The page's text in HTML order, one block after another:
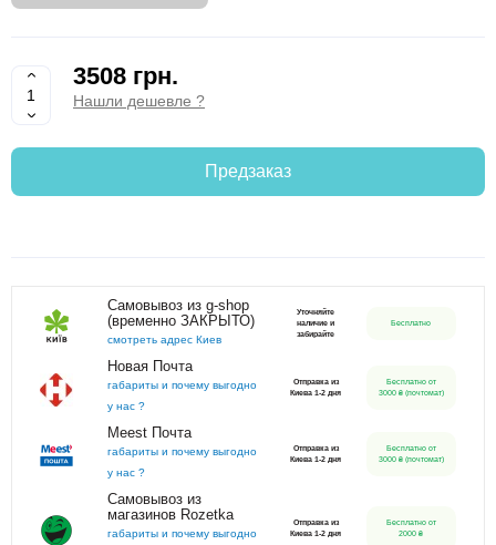
3508 грн.
Нашли дешевле ?
Предзаказ
Самовывоз из g-shop
(временно ЗАКРЫТО)
смотреть адрес Киев
Уточняйте
наличие и
забирайте
Бесплатно
Новая Почта
габариты и почему выгодно
у нас ?
Отправка из
Киева 1-2 дня
Бесплатно от
3000 ₴ (почтомат)
Meest Почта
габариты и почему выгодно
у нас ?
Отправка из
Киева 1-2 дня
Бесплатно от
3000 ₴ (почтомат)
Самовывоз из
магазинов Rozetka
габариты и почему выгодно
Отправка из
Киева 1-2 дня
Бесплатно от
2000 ₴